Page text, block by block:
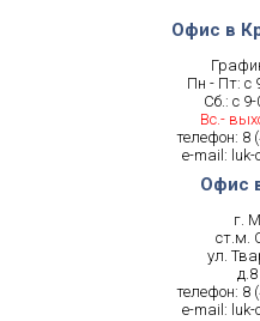
Офис в
Пн - Пт: с
Сб.: с
Вс.-
телефон: 8
e-mail:
Офис
г.
ст.м.
ул.
телефон: 8
e-mail: